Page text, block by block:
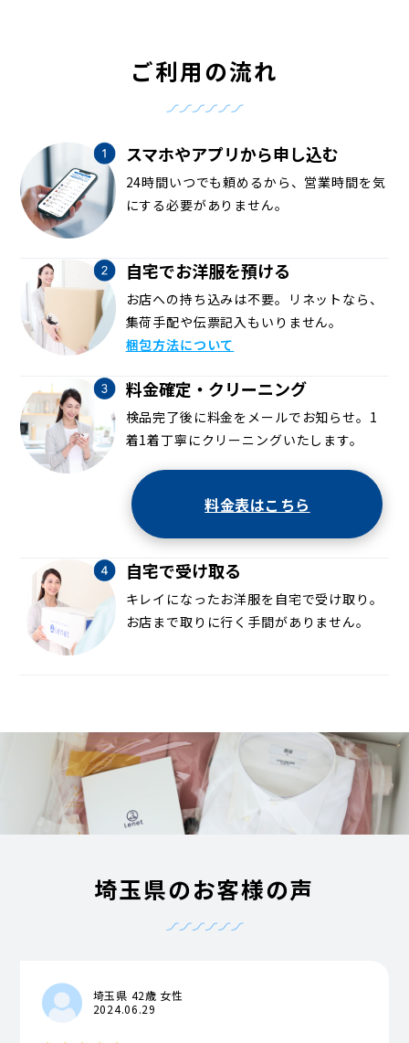
ご利用の流れ
スマホやアプリから申し込む
24時間いつでも頼めるから、営業時間を気
にする必要がありません。
自宅でお洋服を預ける
お店への持ち込みは不要。リネットなら、
集荷手配や伝票記入もいりません。
梱包方法について
料金確定・クリーニング
検品完了後に料金をメールでお知らせ。1
着1着丁寧にクリーニングいたします。
料金表はこちら
自宅で受け取る
キレイになったお洋服を自宅で受け取り。
お店まで取りに行く手間がありません。
埼玉県のお客様の声
埼玉県 42歳 女性
2024.06.29